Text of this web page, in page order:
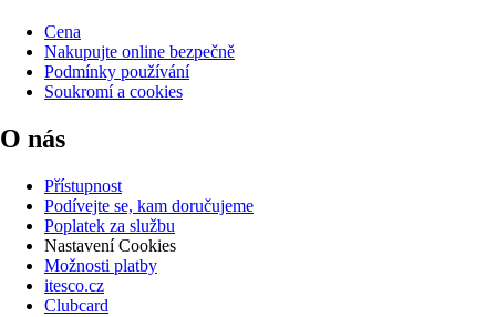
Cena
Nakupujte online bezpečně
Podmínky používání
Soukromí a cookies
O nás
Přístupnost
Podívejte se, kam doručujeme
Poplatek za službu
Nastavení Cookies
Možnosti platby
itesco.cz
Clubcard